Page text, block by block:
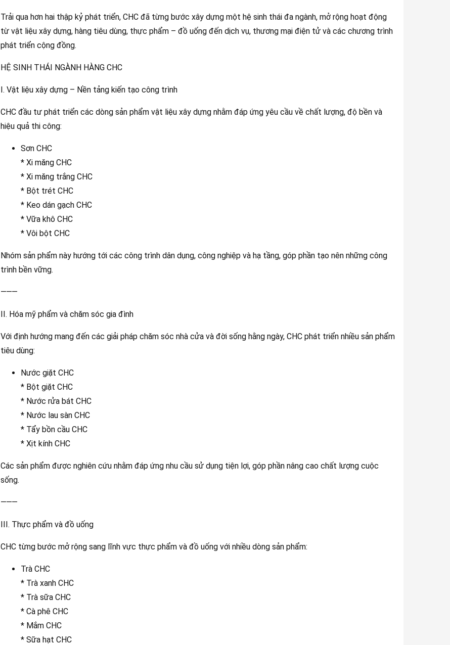
Trải qua hơn hai thập kỷ phát triển, CHC đã từng bước xây dựng một hệ sinh thái đa ngành, mở rộng hoạt động
từ vật liệu xây dựng, hàng tiêu dùng, thực phẩm – đồ uống đến dịch vụ, thương mại điện tử và các chương trình
phát triển cộng đồng.
HỆ SINH THÁI NGÀNH HÀNG CHC
I. Vật liệu xây dựng – Nền tảng kiến tạo công trình
CHC đầu tư phát triển các dòng sản phẩm vật liệu xây dựng nhằm đáp ứng yêu cầu về chất lượng, độ bền và
hiệu quả thi công:
Sơn CHC
* Xi măng CHC
* Xi măng trắng CHC
* Bột trét CHC
* Keo dán gạch CHC
* Vữa khô CHC
* Vôi bột CHC
Nhóm sản phẩm này hướng tới các công trình dân dụng, công nghiệp và hạ tầng, góp phần tạo nên những công
trình bền vững.
⸻
II. Hóa mỹ phẩm và chăm sóc gia đình
Với định hướng mang đến các giải pháp chăm sóc nhà cửa và đời sống hằng ngày, CHC phát triển nhiều sản phẩm
tiêu dùng:
Nước giặt CHC
* Bột giặt CHC
* Nước rửa bát CHC
* Nước lau sàn CHC
* Tẩy bồn cầu CHC
* Xịt kính CHC
Các sản phẩm được nghiên cứu nhằm đáp ứng nhu cầu sử dụng tiện lợi, góp phần nâng cao chất lượng cuộc
sống.
⸻
III. Thực phẩm và đồ uống
CHC từng bước mở rộng sang lĩnh vực thực phẩm và đồ uống với nhiều dòng sản phẩm:
Trà CHC
* Trà xanh CHC
* Trà sữa CHC
* Cà phê CHC
* Mắm CHC
* Sữa hạt CHC